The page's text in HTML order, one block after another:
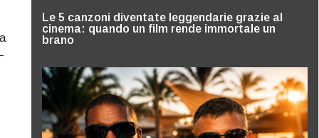
Le 5 canzoni diventate leggendarie grazie al
cinema: quando un film rende immortale un
brano